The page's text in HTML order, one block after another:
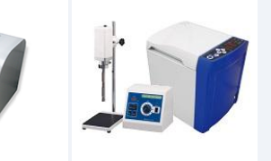
2026.06.01
HAMILTON マイクロシリンジ キ
ャンペーンのお知らせ
6/1（月）～10/31（土）